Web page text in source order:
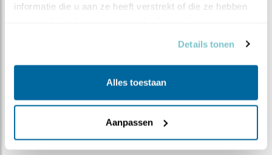
informatie die u aan ze heeft verstrekt of die ze hebben
Details tonen
Alles toestaan
Aanpassen
zwaluw de kast binnen. Onze broedende zwaluw komt
er zelfs van van de eieren af.